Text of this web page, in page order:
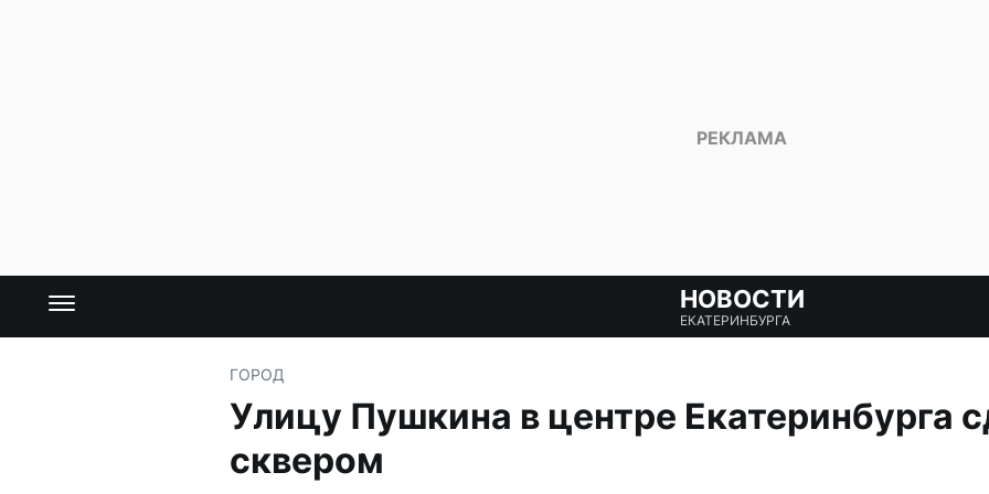
НОВОСТИ
ЕКАТЕРИНБУРГА
ГОРОД
Улицу Пушкина в центре Екатеринбурга
сквером